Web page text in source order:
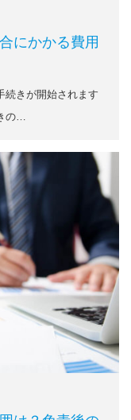
にかかる費用
続きが開始されます
の…